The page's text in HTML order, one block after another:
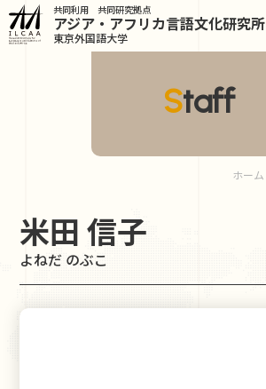
共同利用 共同研究拠点
アジア・アフリカ言語文化研究所
東京外国語大学
Staff
ホーム
米田 信子
よねだ のぶこ